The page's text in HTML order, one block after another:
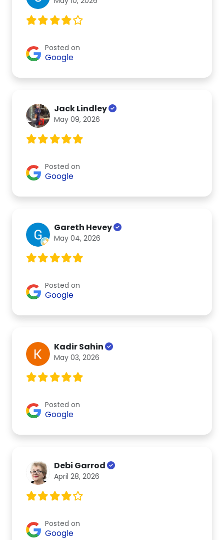
Posted on
Google
Jack Lindley
May 09, 2026
Posted on
Google
Gareth Hevey
May 04, 2026
Posted on
Google
Kadir Sahin
May 03, 2026
Posted on
Google
Debi Garrod
April 28, 2026
Posted on
Google